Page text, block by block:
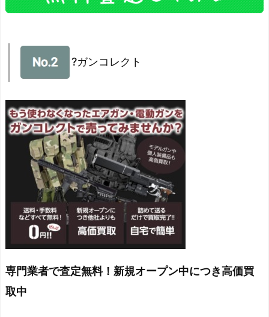
?ガンコレクト
専門業者で査定無料！新規オープン中につき高価買
取中